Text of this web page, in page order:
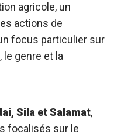
agricole, un
actions de
focus particulier sur
le genre et la
Sila et Salamat,
focalisés sur le